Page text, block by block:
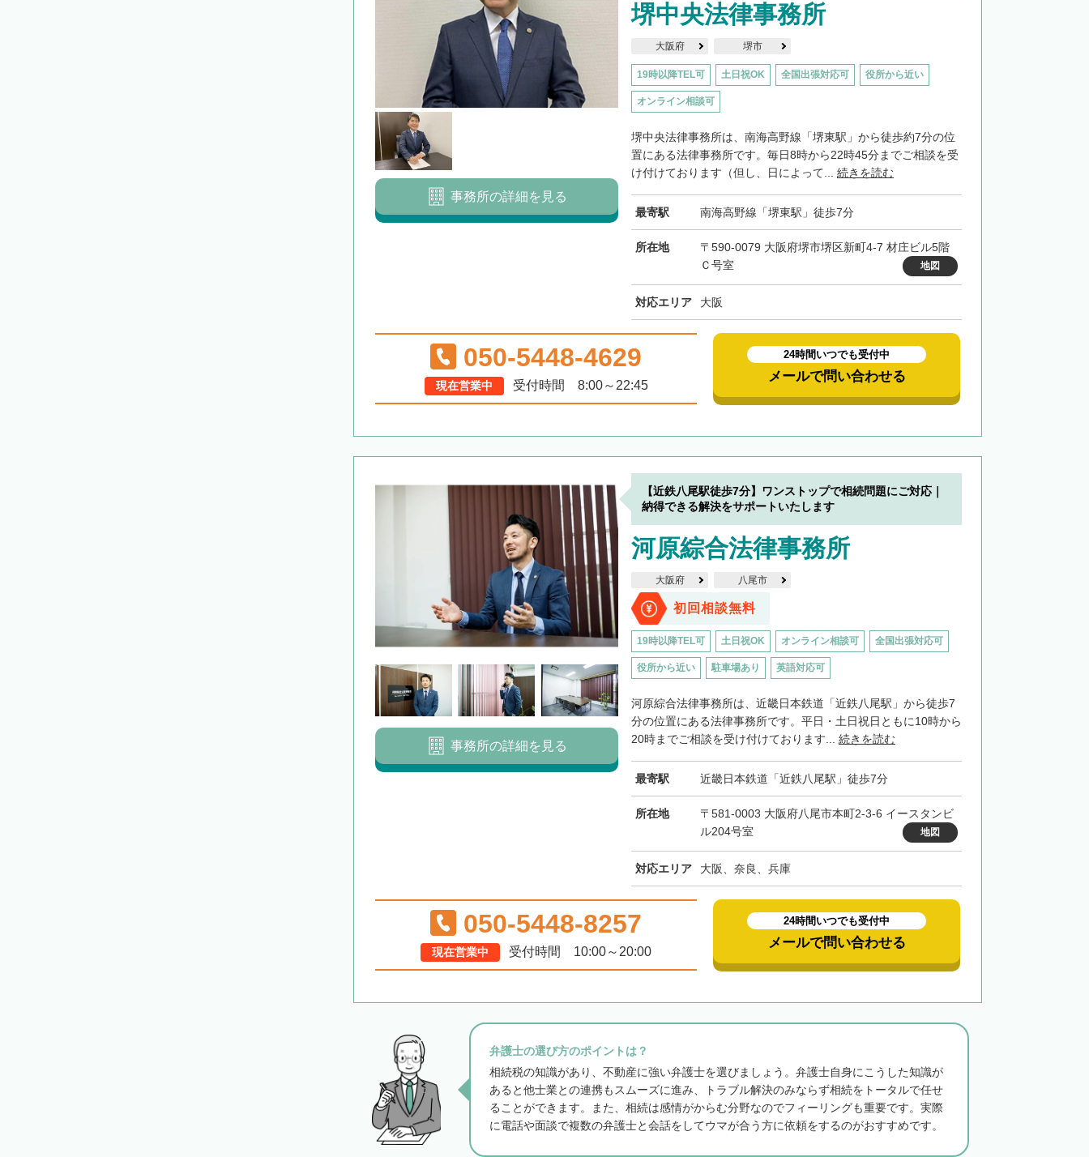
堺中央法律事務所
大阪府 堺市
19時以降TEL可 土日祝OK 全国出張対応可 役所から近い
オンライン相談可
堺中央法律事務所は、南海高野線「堺東駅」から徒歩約7分の位
置にある法律事務所です。毎日8時から22時45分までご相談を受
け付けております（但し、日によって... 続きを読む
最寄駅 南海高野線「堺東駅」徒歩7分
所在地
〒590-0079 大阪府堺市堺区新町4-7 材庄ビル5階
Ｃ号室
地図
対応エリア 大阪
事務所の詳細を見る
050-5448-4629
現在営業中 受付時間 8:00～22:45
24時間いつでも受付中
メールで問い合わせる
【近鉄八尾駅徒歩7分】ワンストップで相続問題にご対応｜
納得できる解決をサポートいたします
河原綜合法律事務所
大阪府 八尾市
初回相談無料
19時以降TEL可 土日祝OK オンライン相談可 全国出張対応可
役所から近い 駐車場あり 英語対応可
河原綜合法律事務所は、近畿日本鉄道「近鉄八尾駅」から徒歩7
分の位置にある法律事務所です。平日・土日祝日ともに10時から
20時までご相談を受け付けております... 続きを読む
最寄駅 近畿日本鉄道「近鉄八尾駅」徒歩7分
所在地
〒581-0003 大阪府八尾市本町2-3-6 イースタンビ
ル204号室
地図
対応エリア 大阪、奈良、兵庫
事務所の詳細を見る
050-5448-8257
現在営業中 受付時間 10:00～20:00
24時間いつでも受付中
メールで問い合わせる
弁護士の選び方のポイントは？
相続税の知識があり、不動産に強い弁護士を選びましょう。弁護士自身にこうした知識が
あると他士業との連携もスムーズに進み、トラブル解決のみならず相続をトータルで任せ
ることができます。また、相続は感情がからむ分野なのでフィーリングも重要です。実際
に電話や面談で複数の弁護士と会話をしてウマが合う方に依頼をするのがおすすめです。